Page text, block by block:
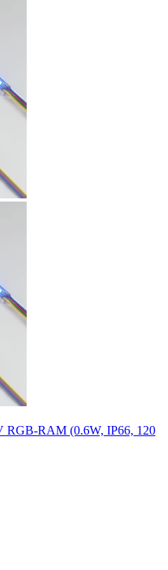
RGB-RAM (0.6W, IP66, 120